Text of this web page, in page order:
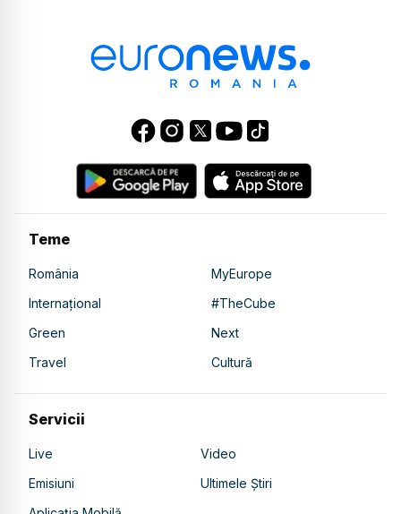
Teme
România
MyEurope
Internațional
#TheCube
Green
Next
Travel
Cultură
Servicii
Live
Video
Emisiuni
Ultimele Știri